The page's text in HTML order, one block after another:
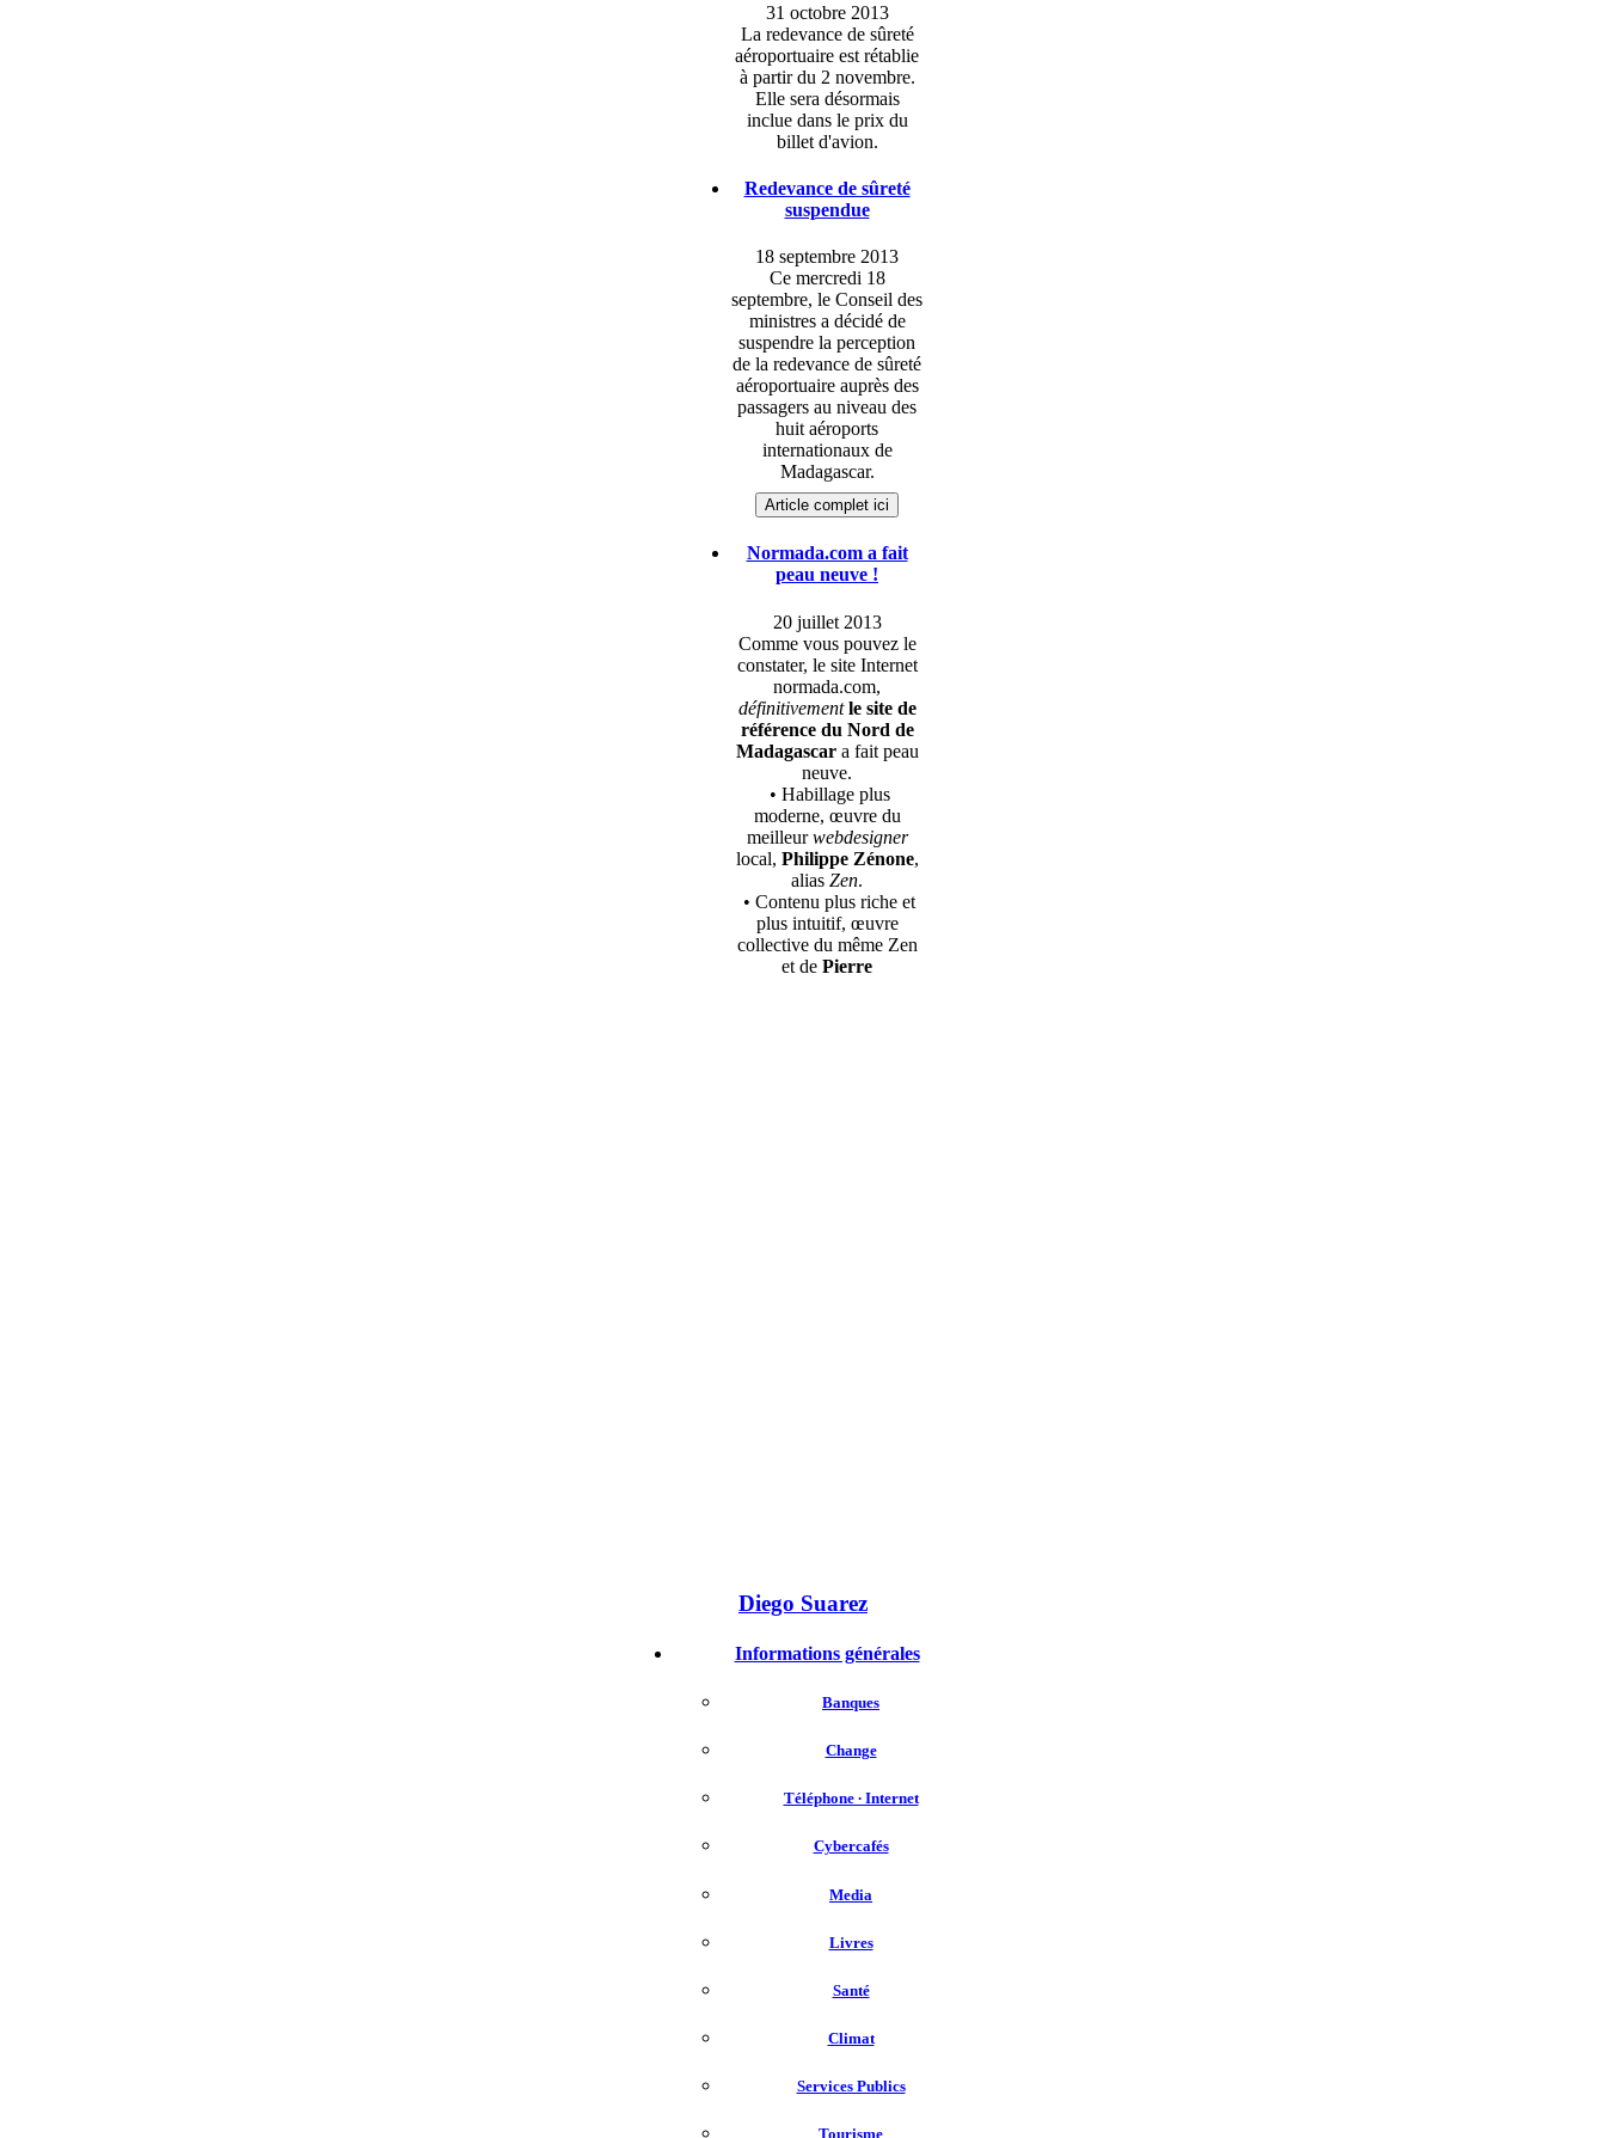
31 octobre 2013
La redevance de sûreté
aéroportuaire est rétablie
à partir du 2 novembre.
Elle sera désormais
inclue dans le prix du
billet d'avion.
Redevance de sûreté
suspendue
18 septembre 2013
Ce mercredi 18
septembre, le Conseil des
ministres a décidé de
suspendre la perception
de la redevance de sûreté
aéroportuaire auprès des
passagers au niveau des
huit aéroports
internationaux de
Madagascar.
Article complet ici
Normada.com a fait
peau neuve !
20 juillet 2013
Comme vous pouvez le
constater, le site Internet
normada.com,
définitivement le site de
référence du Nord de
Madagascara fait peau
neuve.
• Habillage plus
moderne, œuvre du
meilleurwebdesigner
local, Philippe Zénone,
alias Zen.
• Contenu plus riche et
plus intuitif, œuvre
collective du même Zen
et de Pierre
Diego Suarez
Informations générales
Banques
Change
Téléphone ∙ Internet
Cybercafés
Media
Livres
Santé
Climat
Services Publics
Tourisme